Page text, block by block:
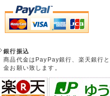
銀行振込
商品代金はPayPay銀行、楽天銀行
金お願い致します。